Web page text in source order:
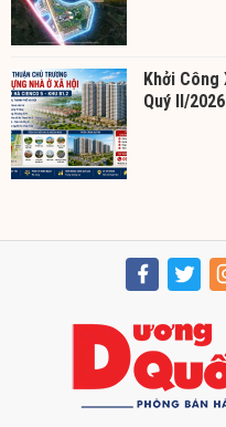
Khởi Công
Quý II/2026